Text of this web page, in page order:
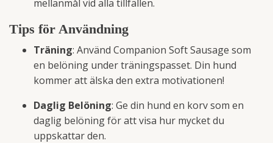
mellanmål vid alla tillfällen.
Tips för Användning
Träning: Använd Companion Soft Sausage som
en belöning under träningspasset. Din hund
kommer att älska den extra motivationen!
Daglig Belöning: Ge din hund en korv som en
daglig belöning för att visa hur mycket du
uppskattar den.